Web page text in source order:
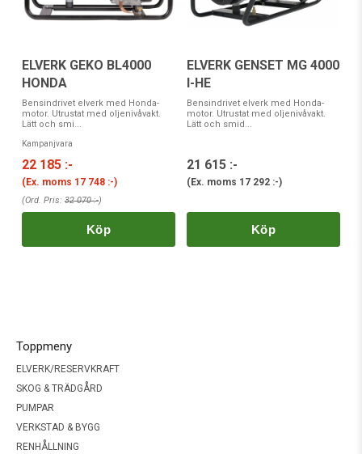
ELVERK GEKO BL4000
HONDA
Bensindrivet elverk med Honda-
motor. Utrustat med oljenivåvakt.
Lätt och smi...
Kampanjvara
22 185 :-
(Ex. moms 17 748 :-)
(Ord. Pris: 32 070 :-)
Köp
ELVERK GENSET MG 4000
I-HE
Bensindrivet elverk med Honda-
motor. Utrustat med oljenivåvakt.
Lätt och smid...
21 615 :-
(Ex. moms 17 292 :-)
Köp
Toppmeny
ELVERK/RESERVKRAFT
SKOG & TRÄDGÅRD
PUMPAR
VERKSTAD & BYGG
RENHÅLLNING